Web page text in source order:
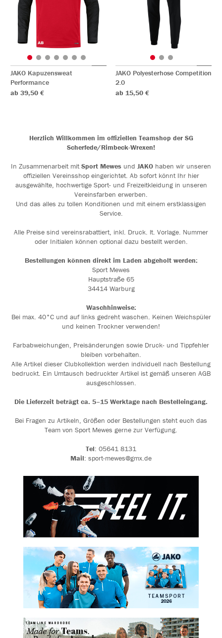
JAKO Kapuzensweat
Performance
ab 39,50 €
JAKO Polyesterhose Competition
2.0
ab 15,50 €
Herzlich Willkommen im offiziellen Teamshop der SG
Scherfede/Rimbeck-Wrexen!
In Zusammenarbeit mitSport Mewes und JAKO haben wir unseren
offiziellen Vereinsshop eingerichtet. Ab sofort könnt Ihr hier
ausgewählte, hochwertige Sport- und Freizeitkleidung in unseren
Vereinsfarben erwerben.
Und das alles zu tollen Konditionen und mit einem erstklassigen
Service.
Alle Preise sind vereinsrabattiert, inkl. Druck. lt. Vorlage. Nummer
oder Initialen können optional dazu bestellt werden.
Bestellungen können direkt im Laden abgeholt werden:
Sport Mewes
Hauptstraße 65
34414 Warburg
Waschhinweise:
Bei max. 40°C und auf links gedreht waschen. Keinen Weichspüler
und keinen Trockner verwenden!
Farbabweichungen, Preisänderungen sowie Druck- und Tippfehler
bleiben vorbehalten.
Alle Artikel dieser Clubkollektion werden individuell nach Bestellung
bedruckt. Ein Umtausch bedruckter Artikel ist gemäß unseren AGB
ausgeschlossen.
Die Lieferzeit beträgt ca. 5–15 Werktage nach Bestelleingang.
Bei Fragen zu Artikeln, Größen oder Bestellungen steht euch das
Team von Sport Mewes gerne zur Verfügung.
Tel: 05641 8131
Mail: sport-mewes@gmx.de